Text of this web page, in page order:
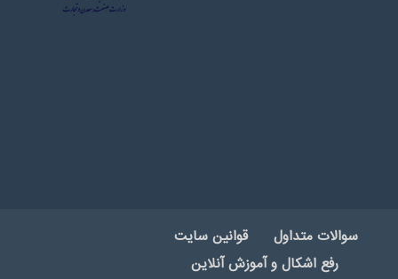
سوالات متداول
قوانین سایت
رفع اشکال و آموزش آنلاین